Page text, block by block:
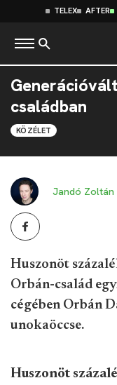
TELEX AFTER
családban
KÖZÉLET
Jandó Zoltán
Huszonöt
Orbán-család
cégében Orbán
unokaöccse.
Huszonöt